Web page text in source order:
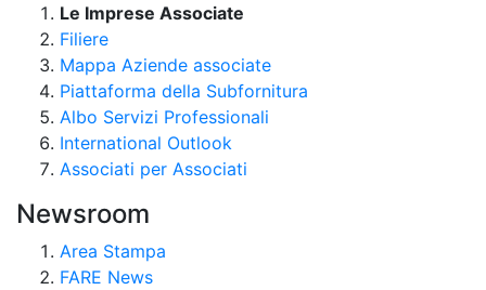
Le Imprese Associate
Filiere
Mappa Aziende associate
Piattaforma della Subfornitura
Albo Servizi Professionali
International Outlook
Associati per Associati
Newsroom
Area Stampa
FARE News